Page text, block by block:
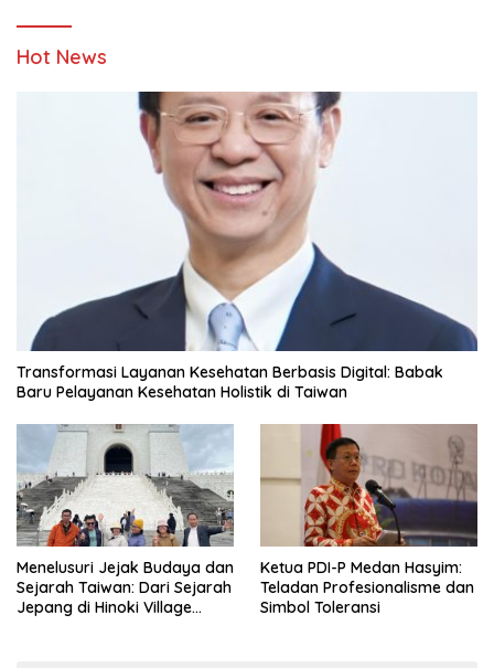
Hot News
Transformasi Layanan Kesehatan Berbasis Digital: Babak
Baru Pelayanan Kesehatan Holistik di Taiwan
Menelusuri Jejak Budaya dan
Sejarah Taiwan: Dari Sejarah
Jepang di Hinoki Village
Ketua PDI-P Medan Hasyim:
Teladan Profesionalisme dan
Simbol Toleransi